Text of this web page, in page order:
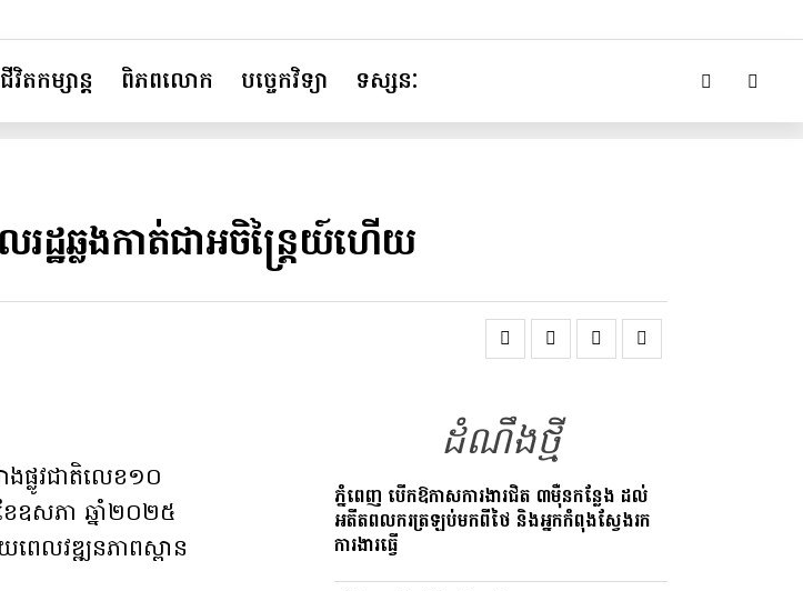
ជីវិតកម្សាន្ត ពិភពលោក បច្ចេកវិទ្យា ទស្សនៈ
រដ្ឋឆ្លងកាត់ជាអចិន្ត្រៃយ៍ហើយ
ងផ្លូវជាតិលេខ១០
ខែឧសភា ឆ្នាំ២០២៥
ពេលវឌ្ឍនភាពស្ពាន
ដំណឹងថ្មី
ភ្នំពេញ បើកឱកាសការងារជិត ៣ម៉ឺនកន្លែង ដល់
អតីតពលករត្រឡប់មកពីថៃ និងអ្នកកំពុងស្វែងរក
ការងារធ្វើ